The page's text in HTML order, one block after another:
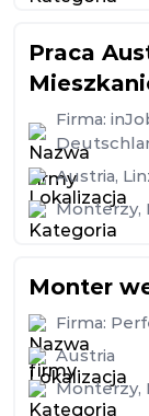
Praca
Firma:
Austria,
Monterzy,
Monter
Firma:
Austria
Monterzy,